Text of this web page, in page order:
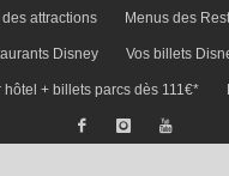
des attractions Menus des
Disney Vos billets
hôtel + billets parcs dès 111€*